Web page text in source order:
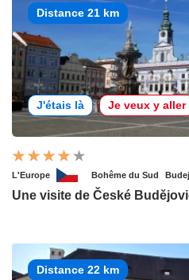
Distance 21 km
J'étais là Je veux y aller
L'Europe Bohême du Sud
Une visite de České
Distance 22 km